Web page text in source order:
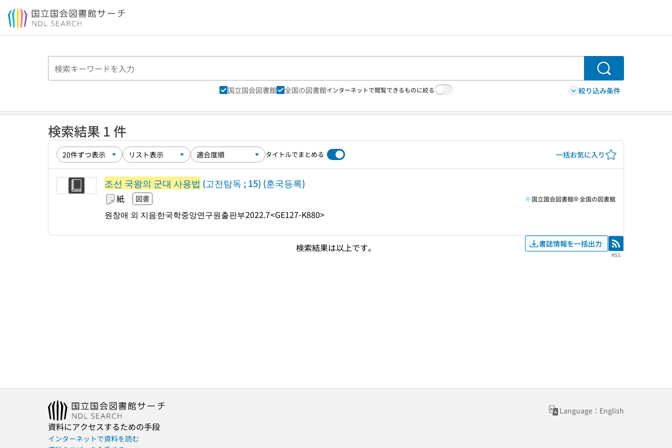
本文へ移動
検索
国立国会図書館 全国の図書館インターネットで閲覧できるものに絞る 絞り込み条件
検索結果 1 件
タイトルでまとめる 一括お気に入り
조선 국왕의 군대 사용법 (고전탐독 ; 15) (훈국등록)
紙 図書
원창애 외 지음한국학중앙연구원출판부2022.7<GE127-K880>
国立国会図書館 全国の図書館
検索結果は以上です。 書誌情報を一括出力 RSS
RSS
Language：English
資料にアクセスするための手段
インターネットで資料を読む